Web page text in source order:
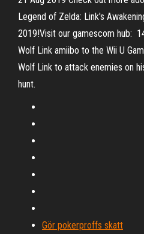
Legend of Zelda: Link's
2019!Visit our gamescom hub:
Wolf Link amiibo to the Wii U
Wolf Link to attack enemies on
hunt.
Gör pokerproffs skatt